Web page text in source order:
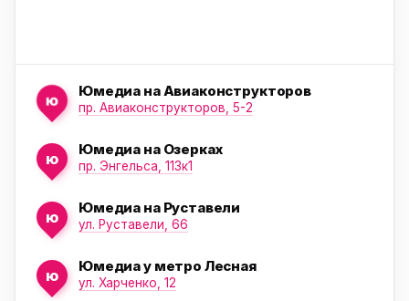
ю
Юмедиа на Авиаконструкторов
пр. Авиаконструкторов, 5-2
ю
Юмедиа на Озерках
пр. Энгельса, 113к1
ю
Юмедиа на Руставели
ул. Руставели, 66
ю
Юмедиа у метро Лесная
ул. Харченко, 12